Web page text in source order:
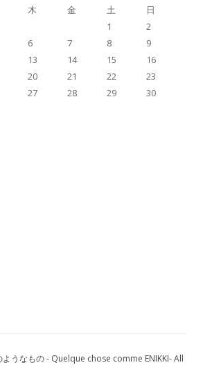
木 金 土 日
1
2
6 7 8
9
13 14 15
16
20 21 22
23
27 28 29
30
うなもの - Quelque chose comme ENIKKI- All